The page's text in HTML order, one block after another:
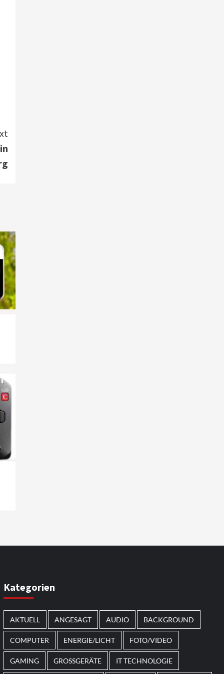
Kategorien
AKTUELL ANGESAGT AUDIO BACKGROUND
COMPUTER ENERGIE/LICHT FOTO/VIDEO
GAMING GROSSGERÄTE IT TECHNOLOGIE